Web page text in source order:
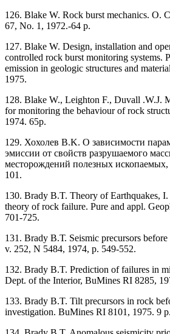
126. Blake W. Rock burst mechanics. O.
67, No. 1, 1972.-64 p.
127. Blake W. Design, installation and
controlled rock burst monitoring systems.
emission in geologic structures and
1975.
128. Blake W., Leighton F., Duvall .W.J.
for monitoring the behaviour of rock
1974. 65p.
129. Хохолев B.K. О зависимости
эмиссии от свойств разрушаемого
месторождений полезных
101.
130. Brady B.T. Theory of Earthquakes, I.
theory of rock failure. Pure and appl.
701-725.
131. Brady В.Т. Seismic precursors
v. 252, N 5484, 1974, p. 549-552.
132. Brady B.T. Prediction of failures in
Dept. of the Interior, BuMines RI 8285,
133. Brady B.T. Tilt precursors in rock
investigation. BuMines RI 8101, 1975. 9 p.